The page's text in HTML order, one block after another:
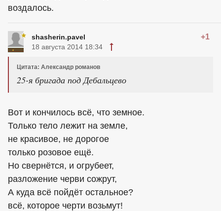
воздалось.
shasherin.pavel +1
18 августа 2014 18:34
Цитата: Александр романов
25-я бригада под Дебальцево
Вот и кончилось всё, что земное.
Только тело лежит на земле,
не красивое, не дорогое
только розовое ещё.
Но свернётся, и огрубеет,
разложение черви сожрут,
А куда всё пойдёт остальное?
всё, которое черти возьмут!